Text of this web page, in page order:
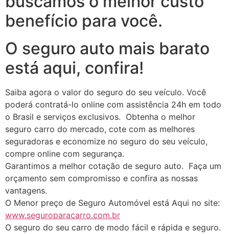
benefício para você.
O seguro auto mais barato
está aqui, confira!
Saiba agora o valor do seguro do seu veículo. Você
poderá contratá-lo online com assistência 24h em todo
o Brasil e serviços exclusivos. Obtenha o melhor
seguro carro do mercado, cote com as melhores
seguradoras e economize no seguro do seu veículo,
compre online com segurança.
Garantimos a melhor cotação de seguro auto. Faça um
orçamento sem compromisso e confira as nossas
vantagens.
O Menor preço de Seguro Automóvel está Aqui no site:
www.seguroparacarro.com.br
O seguro do seu carro de modo fácil e rápida e seguro.